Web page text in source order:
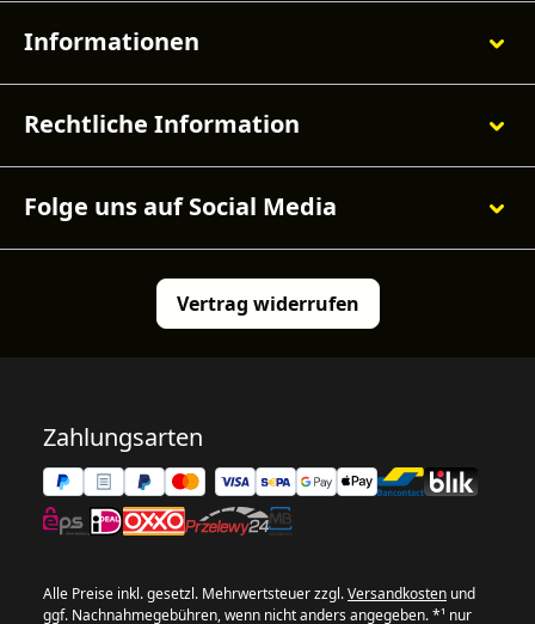
Informationen
Rechtliche Information
Folge uns auf Social Media
Vertrag widerrufen
Zahlungsarten
Alle Preise inkl. gesetzl. Mehrwertsteuer zzgl.Versandkosten und
ggf. Nachnahmegebühren, wenn nicht anders angegeben. *¹ nur